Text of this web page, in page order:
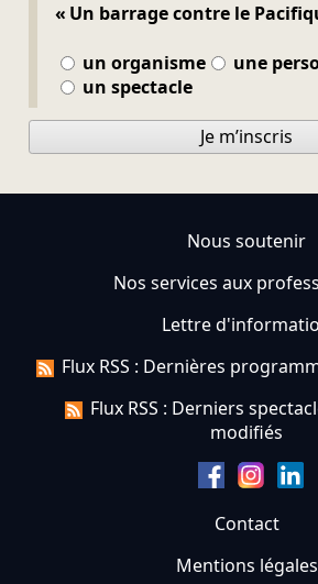
« Un barrage contre le
un organisme
une
un spectacle
Je m’inscris
Nous soutenir
Nos services aux
Lettre
Flux RSS : Dernières
Flux RSS : Derniers
modifiés
Contact
Mentions légales